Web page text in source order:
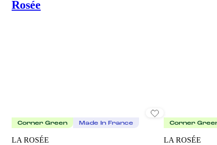
Rosée
Corner Green Made In France
LA ROSÉE
Corner
LA ROSÉE